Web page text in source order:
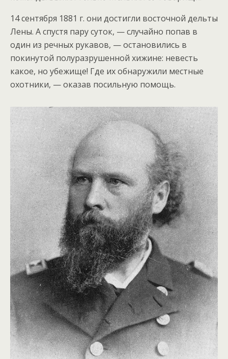
14 сентября 1881 г. они достигли восточной дельты
Лены. А спустя пару суток, — случайно попав в
один из речных рукавов, — остановились в
покинутой полуразрушенной хижине: невесть
какое, но убежище! Где их обнаружили местные
охотники, — оказав посильную помощь.